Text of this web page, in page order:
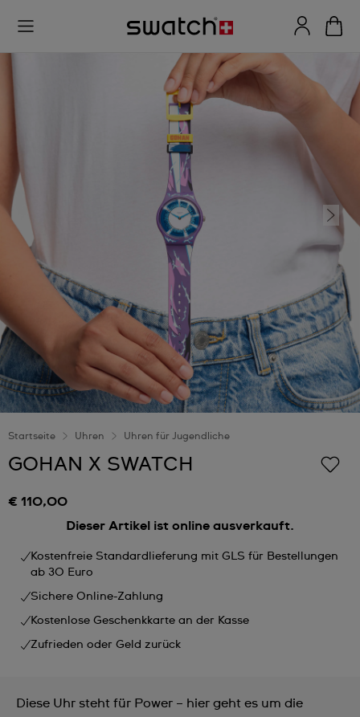
Startseite Uhren Uhren für Jugendliche
GOHAN X SWATCH
€ 110,00
Dieser Artikel ist online ausverkauft.
Kostenfreie Standardlieferung mit GLS für Bestellungen
ab 30 Euro
Sichere Online-Zahlung
Kostenlose Geschenkkarte an der Kasse
Zufrieden oder Geld zurück
Diese Uhr steht für Power – hier geht es um die